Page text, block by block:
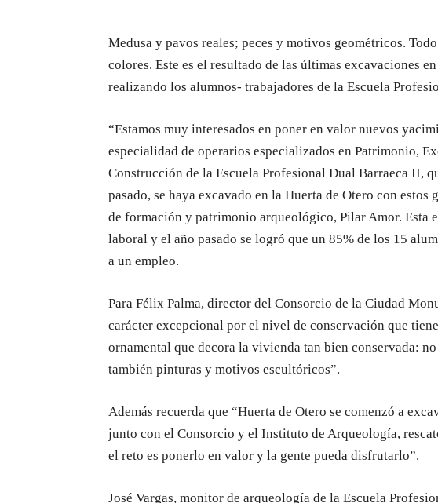
Medusa y pavos reales; peces y motivos geométricos.
colores. Este es el resultado de las últimas excavaciones
realizando los alumnos- trabajadores de la Escuela
“Estamos muy interesados en poner en valor nuevos
especialidad de operarios especializados en Patrimonio,
Construcción de la Escuela Profesional Dual Barraeca II,
pasado, se haya excavado en la Huerta de Otero con estos
de formación y patrimonio arqueológico, Pilar Amor. Esta
laboral y el año pasado se logró que un 85% de los 15
a un empleo.
Para Félix Palma, director del Consorcio de la Ciudad
carácter excepcional por el nivel de conservación que
ornamental que decora la vivienda tan bien conservada:
también pinturas y motivos escultóricos”.
Además recuerda que “Huerta de Otero se comenzó a
junto con el Consorcio y el Instituto de Arqueología,
el reto es ponerlo en valor y la gente pueda disfrutarlo”.
José Vargas, monitor de arqueología de la Escuela